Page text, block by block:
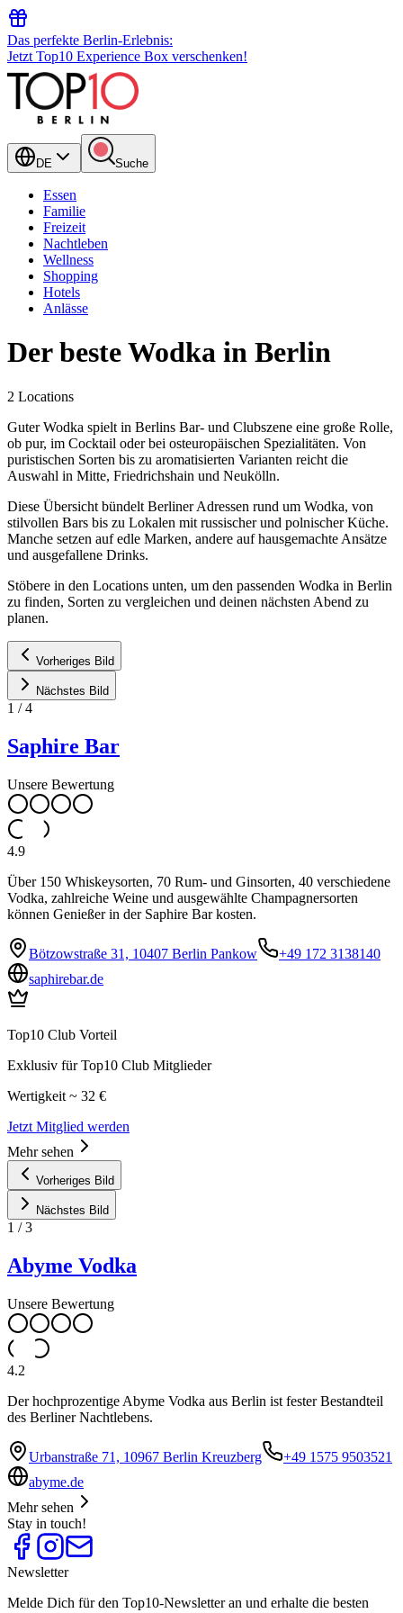
Das perfekte Berlin-Erlebnis:
Jetzt Top10 Experience Box verschenken!
DE Suche
Essen
Familie
Freizeit
Nachtleben
Wellness
Shopping
Hotels
Anlässe
Der beste Wodka in Berlin
2 Locations
Guter Wodka spielt in Berlins Bar- und Clubszene eine große Rolle,
ob pur, im Cocktail oder bei osteuropäischen Spezialitäten. Von
puristischen Sorten bis zu aromatisierten Varianten reicht die
Auswahl in Mitte, Friedrichshain und Neukölln.
Diese Übersicht bündelt Berliner Adressen rund um Wodka, von
stilvollen Bars bis zu Lokalen mit russischer und polnischer Küche.
Manche setzen auf edle Marken, andere auf hausgemachte Ansätze
und ausgefallene Drinks.
Stöbere in den Locations unten, um den passenden Wodka in Berlin
zu finden, Sorten zu vergleichen und deinen nächsten Abend zu
planen.
Vorheriges Bild
Nächstes Bild
1 /4
Saphire Bar
Unsere Bewertung
4.9
Über 150 Whiskeysorten, 70 Rum- und Ginsorten, 40 verschiedene
Vodka, zahlreiche Weine und ausgewählte Champagnersorten
können Genießer in der Saphire Bar kosten.
Bötzowstraße 31, 10407 Berlin Pankow
+49 172 3138140
saphirebar.de
Top10 Club Vorteil
Exklusiv für Top10 Club Mitglieder
Wertigkeit ~ 32 €
Jetzt Mitglied werden
Mehr sehen
Vorheriges Bild
Nächstes Bild
1 /3
Abyme Vodka
Unsere Bewertung
4.2
Der hochprozentige Abyme Vodka aus Berlin ist fester Bestandteil
des Berliner Nachtlebens.
Urbanstraße 71, 10967 Berlin Kreuzberg
+49 1575 9503521
abyme.de
Mehr sehen
Stay in touch!
Newsletter
Melde Dich für den Top10-Newsletter an und erhalte die besten